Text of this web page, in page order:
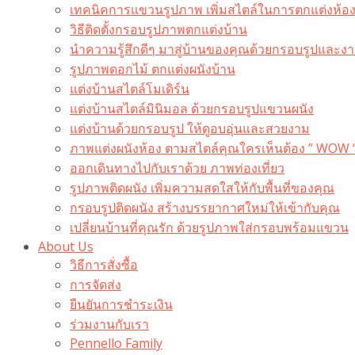
เทคนิคการแขวนรูปภาพ เพิ่มสไตล์ในการตกแต่งห้อง
วิธีติดตั้งกรอบรูปภาพตกแต่งบ้าน
นำความรู้สึกดีๆ มาสู่บ้านของคุณด้วยกรอบรูปและง
รูปภาพดอกไม้ ตกแต่งผนังบ้าน
แต่งบ้านสไตล์โมเดิร์น
แต่งบ้านสไตล์มินิมอล ด้วยกรอบรูปแขวนผนัง
แต่งบ้านด้วยกรอบรูป ให้ดูอบอุ่นและสวยงาม
ภาพแต่งผนังห้อง ตามสไตล์คุณใครเห็นต้อง ” WOW
ออกเดินทางไปกับเราด้วย ภาพท่องเที่ยว
รูปภาพติดผนัง เพิ่มความสดใสให้กับพื้นที่ของคุณ
กรอบรูปติดผนัง สร้างบรรยากาศใหม่ให้เข้ากับคุณ
เปลี่ยนบ้านที่คุณรัก ด้วยรูปภาพใส่กรอบพร้อมแขวน​
About Us
วิธีการสั่งซื้อ
การจัดส่ง
ยืนยันการชำระเงิน
ร่วมงานกับเรา
Pennello Family